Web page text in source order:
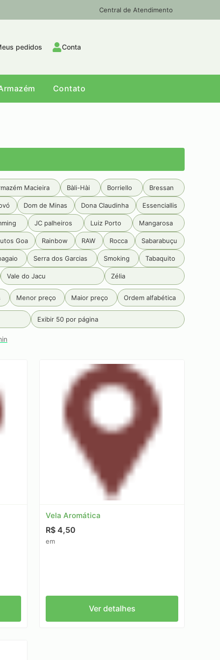
Central de Atendimento
pedidos Conta
Contato
Macieira Bàli-Hài Borriello Bressan
Dom de Minas Dona Claudinha Essenciallis
JC palheiros Luiz Porto Mangarosa
Goa Rainbow RAW Rocca Sabarabuçu
Serra dos Garcias Smoking Tabaquito
Vale do Jacu Zélia
Menor preço Maior preço Ordem alfabética
Exibir 50 por página
Vela Aromática
R$ 4,50
em
Ver detalhes